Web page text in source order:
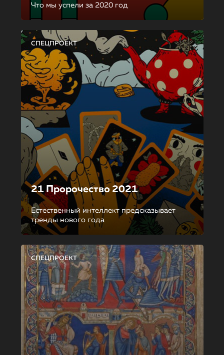
Что мы успели за 2020 год
СПЕЦПРОЕКТ
21 Пророчество 2021
Естественный интеллект предсказывает
тренды нового года
СПЕЦПРОЕКТ